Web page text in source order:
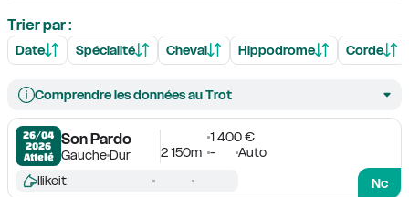
Trier par :
Date Spécialité Cheval Hippodrome Corde
Comprendre les données au Trot
26/04
2026
Attelé
Son Pardo
GaucheDur
1 400 €
2 150m -
Auto
Nc
Ilikeit